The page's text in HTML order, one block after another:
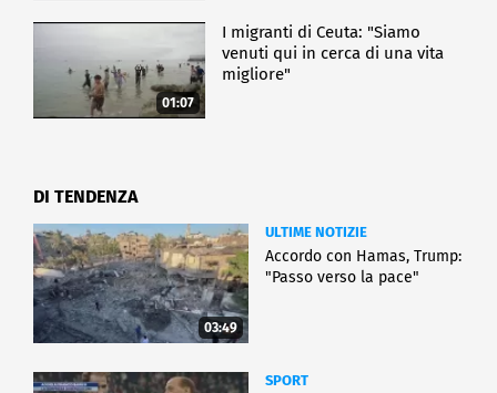
01:07
I migranti di Ceuta: "Siamo
venuti qui in cerca di una vita
migliore"
DI TENDENZA
03:49
ULTIME NOTIZIE
Accordo con Hamas, Trump:
"Passo verso la pace"
SPORT